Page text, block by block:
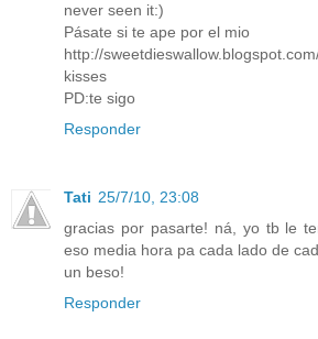
never seen it:)
Pásate si te ape por el mio
http://
kisses
PD:te sigo
Responder
Tati 25/7/10, 23:08
gracias por pasarte! ná, yo tb le
eso media hora pa cada lado de
un beso!
Responder